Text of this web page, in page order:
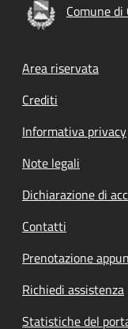
Comune di
Footer
Area riservata
Crediti
Informativa privacy
Note legali
Dichiarazione di
Contatti
Prenotazione
Richiedi assistenza
Statistiche del